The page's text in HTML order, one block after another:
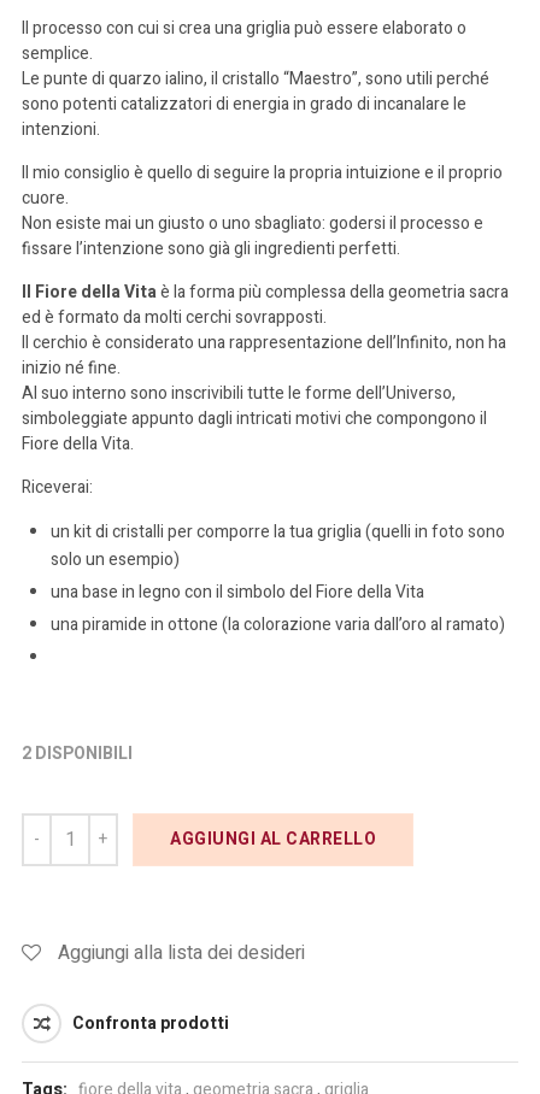
Il processo con cui si crea una griglia può essere elaborato o
semplice.
Le punte di quarzo ialino, il cristallo “Maestro”, sono utili perché
sono potenti catalizzatori di energia in grado di incanalare le
intenzioni.
Il mio consiglio è quello di seguire la propria intuizione e il proprio
cuore.
Non esiste mai un giusto o uno sbagliato: godersi il processo e
fissare l’intenzione sono già gli ingredienti perfetti.
Il Fiore della Vitaè la forma più complessa della geometria sacra
ed è formato da molti cerchi sovrapposti.
Il cerchio è considerato una rappresentazione dell’Infinito, non ha
inizio né fine.
Al suo interno sono inscrivibili tutte le forme dell’Universo,
simboleggiate appunto dagli intricati motivi che compongono il
Fiore della Vita.
Riceverai:
un kit di cristalli per comporre la tua griglia (quelli in foto sono
solo un esempio)
una base in legno con il simbolo del Fiore della Vita
una piramide in ottone (la colorazione varia dall’oro al ramato)
2 DISPONIBILI
AGGIUNGI AL CARRELLO
Aggiungi alla lista dei desideri
Confronta prodotti